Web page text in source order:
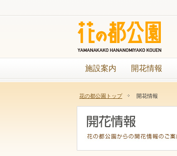
施設案内 開花情報
花の都公園トップ 開花情報